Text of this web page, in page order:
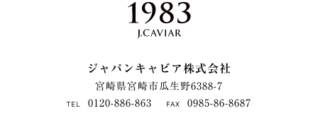
ジャパンキャビア株式会社
宮崎県宮崎市瓜生野6388-7
TEL 0120-886-863 FAX 0985-86-8687